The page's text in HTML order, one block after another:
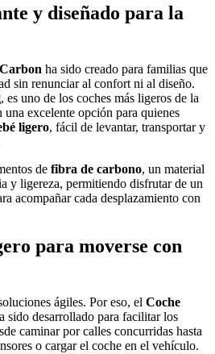
y diseñado para la
ha sido creado para familias que
sin renunciar al confort ni al diseño.
, es uno de los coches más ligeros de la
excelente opción para quienes
ligero, fácil de levantar, transportar y
de fibra de carbono, un material
y ligereza, permitiendo disfrutar de un
acompañar cada desplazamiento con
para moverse con
ágiles. Por eso, el Coche
sido desarrollado para facilitar los
caminar por calles concurridas hasta
o cargar el coche en el vehículo.